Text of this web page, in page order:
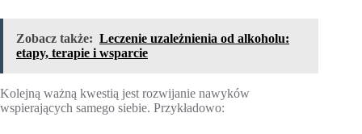
Zobacz także: Leczenie uzależnienia od alkoholu:
etapy, terapie i wsparcie
Kolejną ważną kwestią jest rozwijanie nawyków
wspierających samego siebie. Przykładowo: